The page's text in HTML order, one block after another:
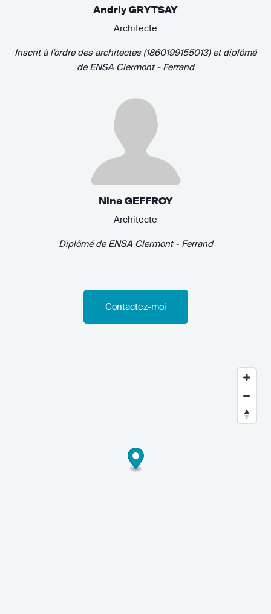
Andriy GRYTSAY
Architecte
Inscrit à l'ordre des architectes (1860199155013) et diplômé
deENSA Clermont - Ferrand
Nina GEFFROY
Architecte
Diplômé deENSA Clermont - Ferrand
Contactez-moi